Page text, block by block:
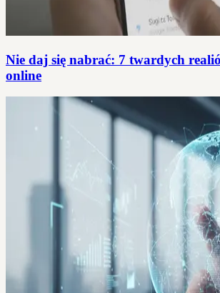
Nie daj się nabrać: 7 twardych
online